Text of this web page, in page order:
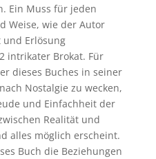
Ein Muss für jeden
Weise, wie der Autor
und Erlösung
intrikater Brokat. Für
dieses Buches in seiner
Nostalgie zu wecken,
und Einfachheit der
Realität und
alles möglich erscheint.
Buch die Beziehungen